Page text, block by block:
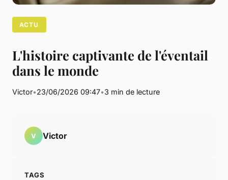
ACTU
L'histoire captivante de l'éventail
dans le monde
Victor•23/06/2026 09:47•3 min de lecture
V Victor
TAGS